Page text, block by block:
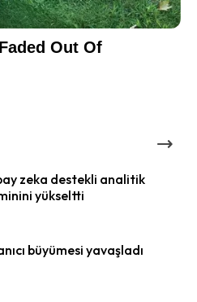
zeka destekli analitik
yükseltti
büyümesi yavaşladı